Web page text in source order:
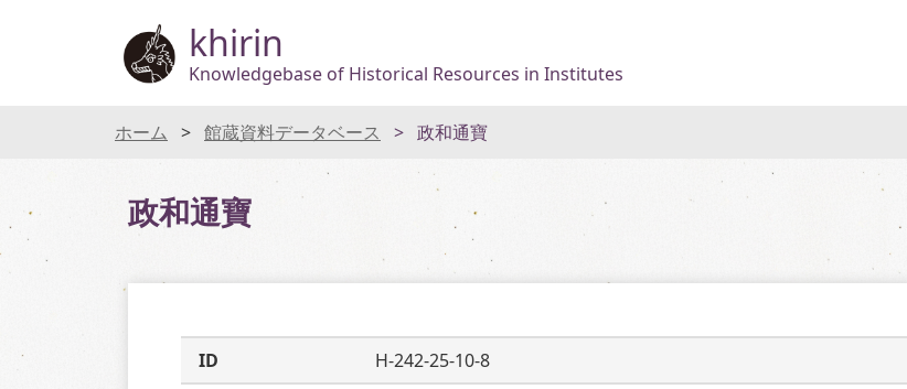
khirin
Knowledgebase of Historical Resources in Institutes
ホーム 館蔵資料データベース 政和通寶
政和通寶
ID
H-242-25-10-8